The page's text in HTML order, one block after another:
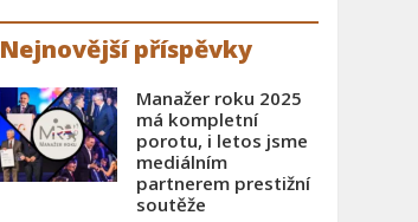
Nejnovější příspěvky
Manažer roku 2025
má kompletní
porotu, i letos jsme
mediálním
partnerem prestižní
soutěže